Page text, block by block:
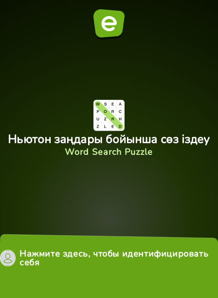
Ньютон заңдары бойынша сөз іздеу
Word Search Puzzle
Нажмите здесь, чтобы идентифицировать
себя